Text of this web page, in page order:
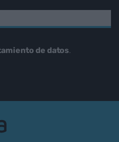
de datos.